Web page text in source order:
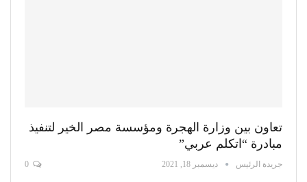
تعاون بين وزارة الهجرة ومؤسسة مصر الخير لتنفيذ
مبادرة “اتكلم عربي”
جريدة الرئيس ديسمبر 18, 2021